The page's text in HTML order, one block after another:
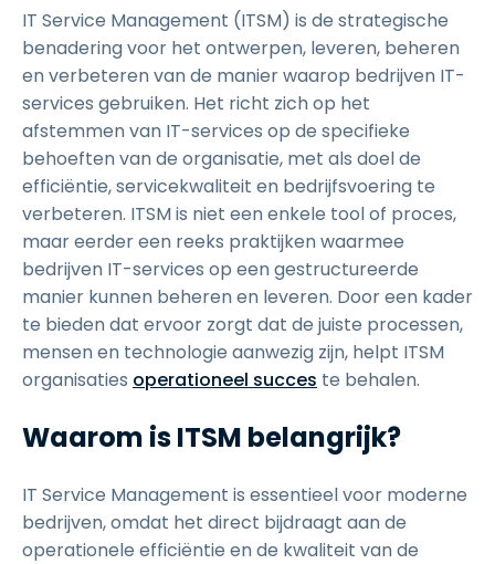
IT Service Management (ITSM) is de strategische
benadering voor het ontwerpen, leveren, beheren
en verbeteren van de manier waarop bedrijven IT-
services gebruiken. Het richt zich op het
afstemmen van IT-services op de specifieke
behoeften van de organisatie, met als doel de
efficiëntie, servicekwaliteit en bedrijfsvoering te
verbeteren. ITSM is niet een enkele tool of proces,
maar eerder een reeks praktijken waarmee
bedrijven IT-services op een gestructureerde
manier kunnen beheren en leveren. Door een kader
te bieden dat ervoor zorgt dat de juiste processen,
mensen en technologie aanwezig zijn, helpt ITSM
organisaties operationeel succes te behalen.
Waarom is ITSM belangrijk?
IT Service Management is essentieel voor moderne
bedrijven, omdat het direct bijdraagt aan de
operationele efficiëntie en de kwaliteit van de